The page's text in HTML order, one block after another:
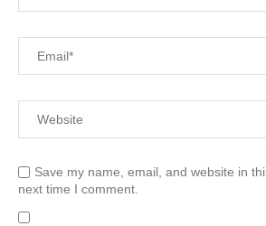
Save my name, email, and website in
next time I comment.